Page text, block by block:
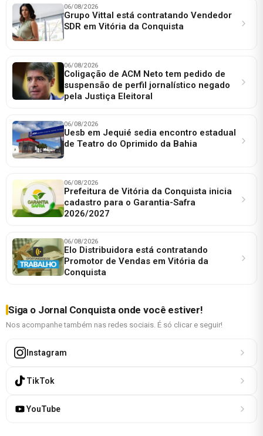
06/08/2026
Grupo Vittal está contratando Vendedor
SDR em Vitória da Conquista
06/08/2026
Coligação de ACM Neto tem pedido de
suspensão de perfil jornalístico negado
pela Justiça Eleitoral
06/08/2026
Uesb em Jequié sedia encontro estadual
de Teatro do Oprimido da Bahia
06/08/2026
Prefeitura de Vitória da Conquista inicia
cadastro para o Garantia-Safra
2026/2027
06/08/2026
Elo Distribuidora está contratando
Promotor de Vendas em Vitória da
Conquista
Siga o Jornal Conquista onde você estiver!
Nos acompanhe também nas redes sociais. É só clicar e seguir!
Instagram
TikTok
YouTube